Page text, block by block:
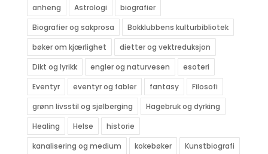
anheng
Astrologi
biografier
Biografier og sakprosa
Bokklubbens kulturbibliotek
bøker om kjærlighet
dietter og vektreduksjon
Dikt og lyrikk
engler og naturvesen
esoteri
Eventyr
eventyr og fabler fantasy
Filosofi
grønn livsstil og sjølberging
Hagebruk og dyrking
Healing
Helse
historie
kanalisering og medium
kokebøker
Kunstbiografi